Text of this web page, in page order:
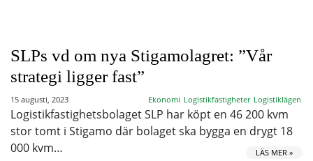
SLPs vd om nya Stigamolagret: ”Vår
strategi ligger fast”
15 augusti, 2023 Ekonomi Logistikfastigheter Logistiklägen
Logistikfastighetsbolaget SLP har köpt en 46 200 kvm
stor tomt i Stigamo där bolaget ska bygga en drygt 18
000 kvm…
LÄS MER »